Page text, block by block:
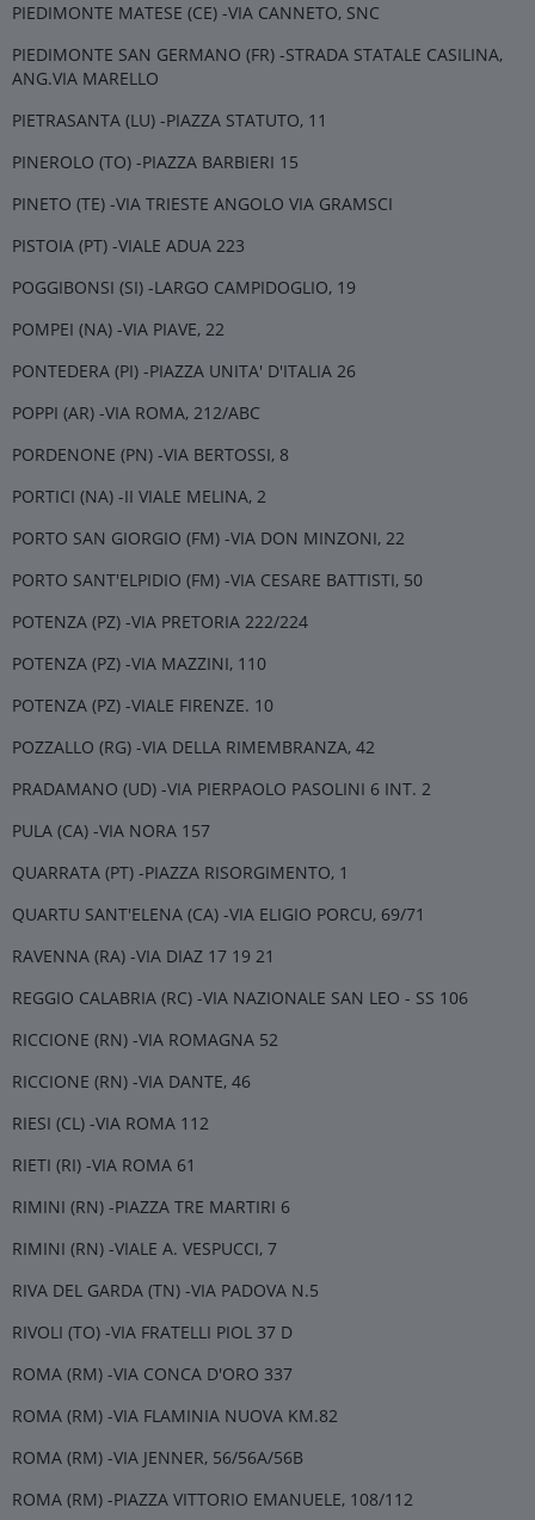
PIEDIMONTE MATESE (CE) -VIA CANNETO, SNC
PIEDIMONTE SAN GERMANO (FR) -STRADA STATALE CASILINA,
ANG.VIA MARELLO
PIETRASANTA (LU) -PIAZZA STATUTO, 11
PINEROLO (TO) -PIAZZA BARBIERI 15
PINETO (TE) -VIA TRIESTE ANGOLO VIA GRAMSCI
PISTOIA (PT) -VIALE ADUA 223
POGGIBONSI (SI) -LARGO CAMPIDOGLIO, 19
POMPEI (NA) -VIA PIAVE, 22
PONTEDERA (PI) -PIAZZA UNITA' D'ITALIA 26
POPPI (AR) -VIA ROMA, 212/ABC
PORDENONE (PN) -VIA BERTOSSI, 8
PORTICI (NA) -II VIALE MELINA, 2
PORTO SAN GIORGIO (FM) -VIA DON MINZONI, 22
PORTO SANT'ELPIDIO (FM) -VIA CESARE BATTISTI, 50
POTENZA (PZ) -VIA PRETORIA 222/224
POTENZA (PZ) -VIA MAZZINI, 110
POTENZA (PZ) -VIALE FIRENZE. 10
POZZALLO (RG) -VIA DELLA RIMEMBRANZA, 42
PRADAMANO (UD) -VIA PIERPAOLO PASOLINI 6 INT. 2
PULA (CA) -VIA NORA 157
QUARRATA (PT) -PIAZZA RISORGIMENTO, 1
QUARTU SANT'ELENA (CA) -VIA ELIGIO PORCU, 69/71
RAVENNA (RA) -VIA DIAZ 17 19 21
REGGIO CALABRIA (RC) -VIA NAZIONALE SAN LEO - SS 106
RICCIONE (RN) -VIA ROMAGNA 52
RICCIONE (RN) -VIA DANTE, 46
RIESI (CL) -VIA ROMA 112
RIETI (RI) -VIA ROMA 61
RIMINI (RN) -PIAZZA TRE MARTIRI 6
RIMINI (RN) -VIALE A. VESPUCCI, 7
RIVA DEL GARDA (TN) -VIA PADOVA N.5
RIVOLI (TO) -VIA FRATELLI PIOL 37 D
ROMA (RM) -VIA CONCA D'ORO 337
ROMA (RM) -VIA FLAMINIA NUOVA KM.82
ROMA (RM) -VIA JENNER, 56/56A/56B
ROMA (RM) -PIAZZA VITTORIO EMANUELE, 108/112